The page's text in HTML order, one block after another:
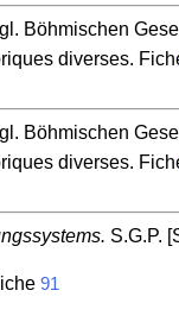
Böhmischen
diverses.
Böhmischen
diverses.
S.G.P.
91